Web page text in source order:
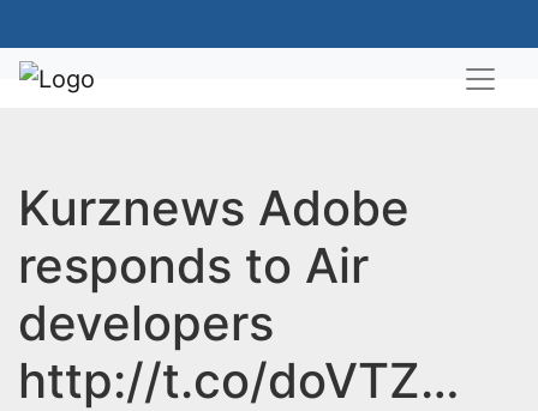
Kurznews Adobe
responds to Air
developers
http://t.co/doVTZ…